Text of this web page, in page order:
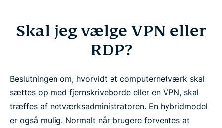
Skal jeg vælge VPN eller
RDP?
Beslutningen om, hvorvidt et computernetværk skal
sættes op med fjernskriveborde eller en VPN, skal
træffes af netværksadministratoren. En hybridmodel
er også mulig. Normalt når brugere forventes at